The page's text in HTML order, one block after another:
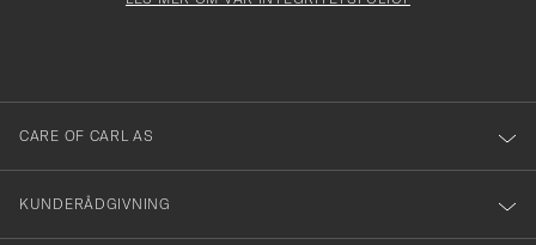
dig
till
vårt
nyhetsbrev!
CARE OF CARL AS
KUNDERÅDGIVNING